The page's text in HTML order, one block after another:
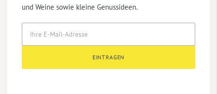
und Weine sowie kleine Genussideen.
EINTRAGEN